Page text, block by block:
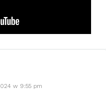
w 9:55 pm